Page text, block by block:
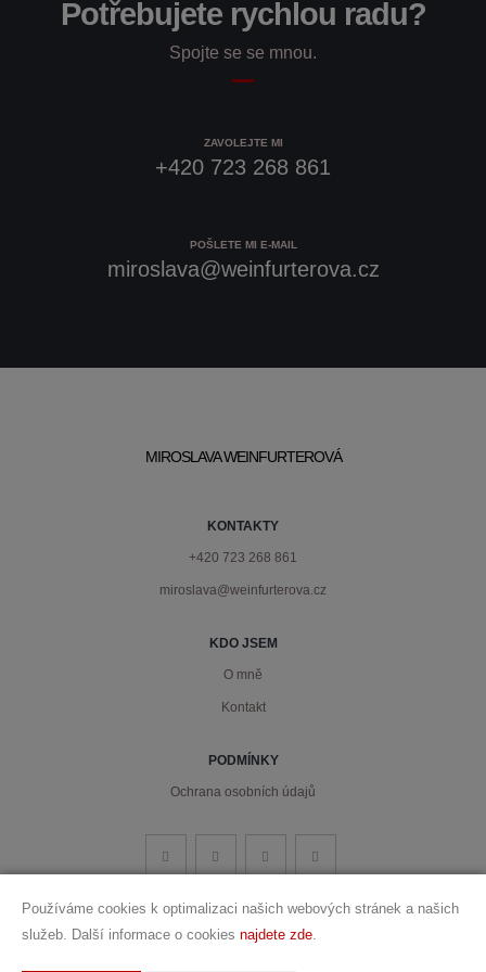
Potřebujete rychlou radu?
Spojte se se mnou.
ZAVOLEJTE MI
+420 723 268 861
POŠLETE MI E-MAIL
miroslava@weinfurterova.cz
MIROSLAVA WEINFURTEROVÁ
KONTAKTY
+420 723 268 861
miroslava@weinfurterova.cz
KDO JSEM
O mně
Kontakt
PODMÍNKY
Ochrana osobních údajů
Používáme cookies k optimalizaci našich webových stránek a našich
služeb. Další informace o cookies najdete zde.